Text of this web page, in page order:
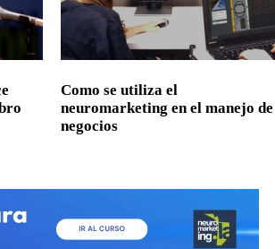
Como se utiliza el
neuromarketing en el manejo de
negocios